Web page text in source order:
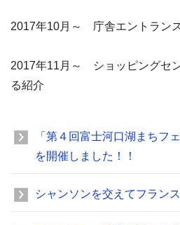
2017年10月～ 庁舎エントラン
2017年11月～ ショッピングセ
る紹介
「第４回富士河口湖まちフ
を開催しました！！
シャンソンを交えてフラン